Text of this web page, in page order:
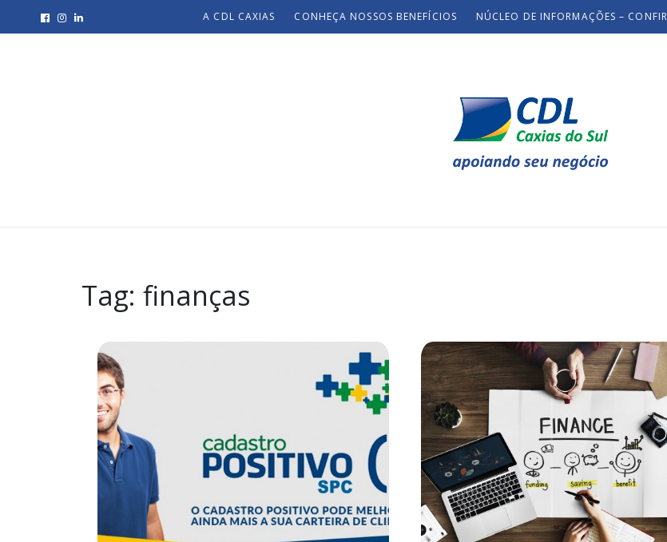
A CDL CAXIAS CONHEÇA NOSSOS BENEFÍCIOS NÚCLEO DE INFORMAÇÕES –
Tag: finanças